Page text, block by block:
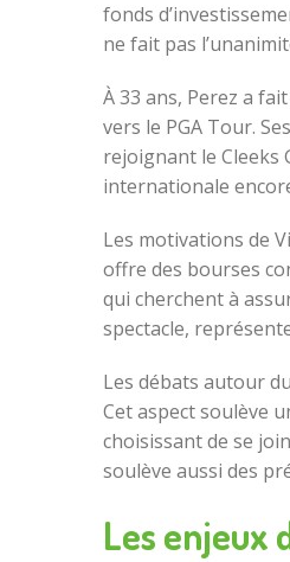
fonds
ne fait pas
À 33 ans, Perez a
vers le PGA Tour.
rejoignant le Cleeks
internationale
Les motivations de
offre des bourses
qui cherchent à
spectacle,
Les débats autour
Cet aspect soulève
choisissant de se
soulève aussi des
Les enjeux